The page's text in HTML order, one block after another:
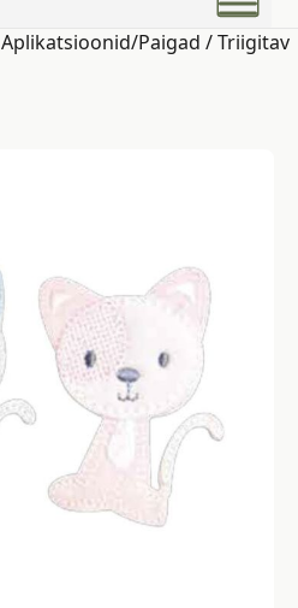
Aplikatsioonid/Paigad / Triigitav